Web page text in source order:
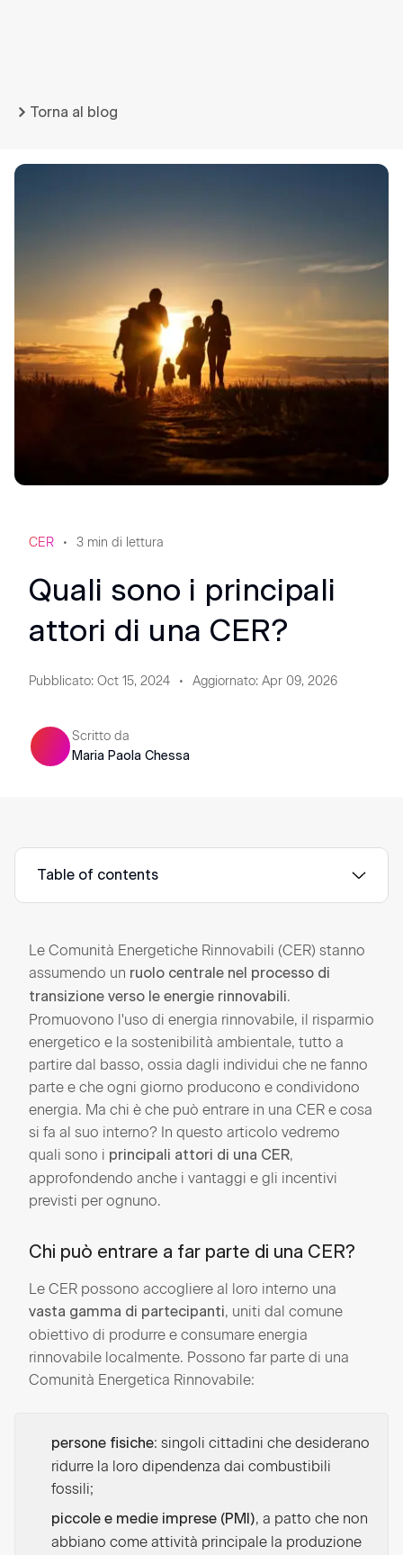
Torna al blog
CER 3 min di lettura
Quali sono i principali
attori di una CER?
Pubblicato: Oct 15, 2024 Aggiornato: Apr 09, 2026
Scritto da
Maria Paola Chessa
Table of contents
Le Comunità Energetiche Rinnovabili (CER) stanno
assumendo un ruolo centrale nel processo di
transizione verso le energie rinnovabili.
Promuovono l'uso di energia rinnovabile, il risparmio
energetico e la sostenibilità ambientale, tutto a
partire dal basso, ossia dagli individui che ne fanno
parte e che ogni giorno producono e condividono
energia. Ma chi è che può entrare in una CER e cosa
si fa al suo interno? In questo articolo vedremo
quali sono i principali attori di una CER,
approfondendo anche i vantaggi e gli incentivi
previsti per ognuno.
Chi può entrare a far parte di una CER?
Le CER possono accogliere al loro interno una
vasta gamma di partecipanti, uniti dal comune
obiettivo di produrre e consumare energia
rinnovabile localmente. Possono far parte di una
Comunità Energetica Rinnovabile:
persone fisiche: singoli cittadini che desiderano
ridurre la loro dipendenza dai combustibili
fossili;
piccole e medie imprese (PMI), a patto che non
abbiano come attività principale la produzione